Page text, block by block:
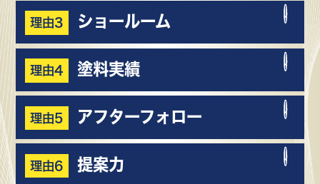
理由3 ショールーム
理由4 塗料実績
理由5 アフターフォロー
理由6 提案力